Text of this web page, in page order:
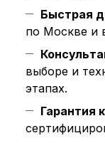
Быстрая
по Москве и
выборе и
этапах.
Гарантия